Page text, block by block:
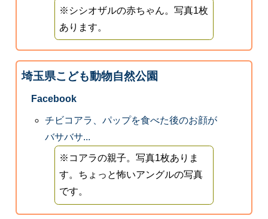
※シシオザルの赤ちゃん。写真1枚
あります。
埼玉県こども動物自然公園
Facebook
チビコアラ、パップを食べた後のお顔が
バサバサ...
※コアラの親子。写真1枚ありま
す。ちょっと怖いアングルの写真
です。